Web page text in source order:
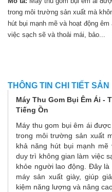
trong môi trường sản xuất mà
hút bụi mạnh mẽ và hoạt động
việc sạch sẽ và thoải mái, bảo...
THÔNG TIN CHI TIẾT SẢN
Máy Thu Gom Bụi Êm Ái -
Tiếng Ồn
Máy thu gom bụi êm ái
trong môi trường sản xuất
khả năng hút bụi mạnh
duy trì không gian làm việc
khỏe người lao động. Đây
máy sản xuất giày, giúp
kiệm năng lượng và nâng